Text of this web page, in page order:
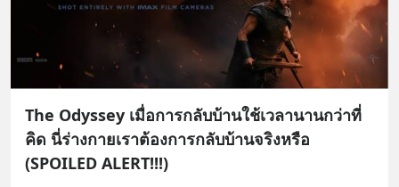
The Odyssey เมื่อการกลับบ้านใช้เวลานานกว่าที่
คิด นี่ร่างกายเราต้องการกลับบ้านจริงหรือ
(SPOILED ALERT!!!)